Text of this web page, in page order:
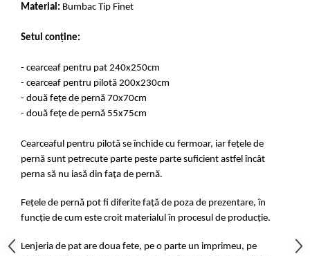
Material: Bumbac Tip Finet
Setul conține:
- cearceaf pentru pat 240x250cm
- cearceaf pentru pilotă 200x230cm
- două fețe de pernă 70x70cm
- două fețe de pernă 55x75cm
Cearceaful pentru pilotă se închide cu fermoar, iar fețele de
pernă sunt petrecute parte peste parte suficient astfel încât
perna să nu iasă din fața de pernă.
Fețele de pernă pot fi diferite față de poza de prezentare, în
funcție de cum este croit materialul în procesul de producție.
Lenjeria de pat are doua fete, pe o parte un imprimeu, pe